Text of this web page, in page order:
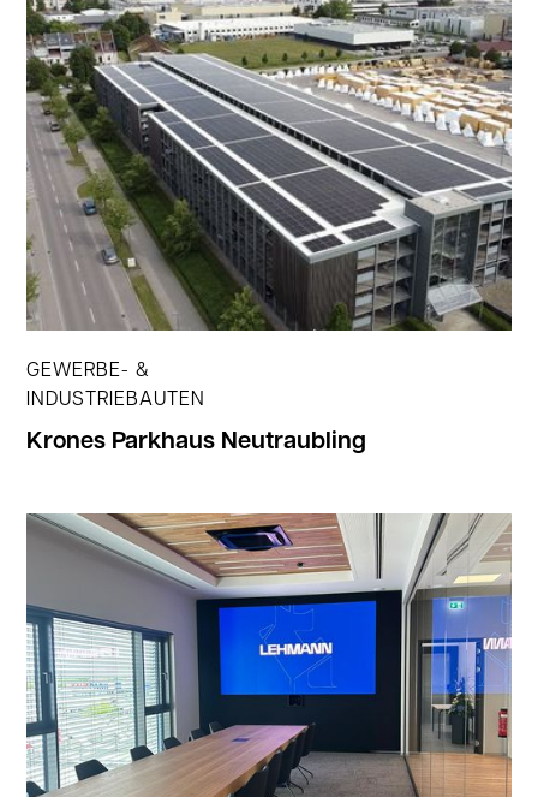
Jetzt ansehen
Jetzt ansehen
GEWERBE- &
INDUSTRIEBAUTEN
Krones Parkhaus Neutraubling